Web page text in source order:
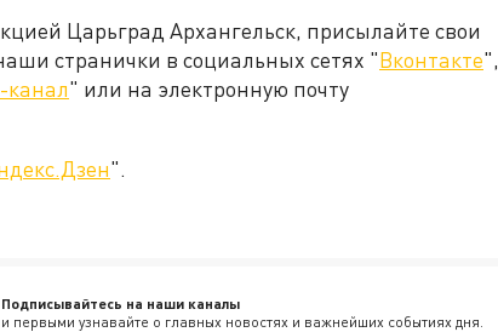
Царьград Архангельск, присылайте свои
странички в социальных сетях "Вконтакте",
канал" или на электронную почту
".
Подписывайтесь на наши каналы
и первыми узнавайте о главных новостях и важнейших событиях дня.